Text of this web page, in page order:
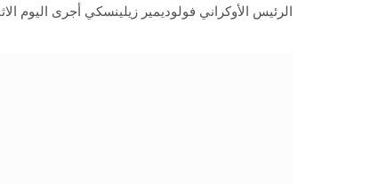
الرئيس الأوكراني فولوديمير زيلينسكي أجرى اليوم